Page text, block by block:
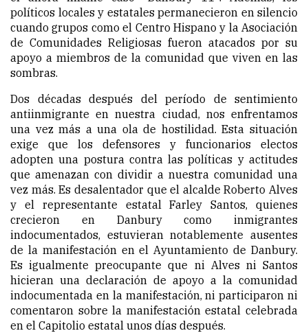
políticos locales y estatales permanecieron en silencio
cuando grupos como el Centro Hispano y la Asociación
de Comunidades Religiosas fueron atacados por su
apoyo a miembros de la comunidad que viven en las
sombras.
Dos décadas después del período de sentimiento
antiinmigrante en nuestra ciudad, nos enfrentamos
una vez más a una ola de hostilidad. Esta situación
exige que los defensores y funcionarios electos
adopten una postura contra las políticas y actitudes
que amenazan con dividir a nuestra comunidad una
vez más. Es desalentador que el alcalde Roberto Alves
y el representante estatal Farley Santos, quienes
crecieron en Danbury como inmigrantes
indocumentados, estuvieran notablemente ausentes
de la manifestación en el Ayuntamiento de Danbury.
Es igualmente preocupante que ni Alves ni Santos
hicieran una declaración de apoyo a la comunidad
indocumentada en la manifestación, ni participaron ni
comentaron sobre la manifestación estatal celebrada
en el Capitolio estatal unos días después.